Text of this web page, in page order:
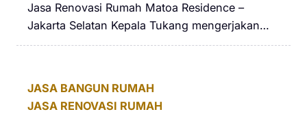
Jasa Renovasi Rumah Matoa Residence –
Jakarta Selatan Kepala Tukang mengerjakan…
JASA BANGUN RUMAH
JASA RENOVASI RUMAH